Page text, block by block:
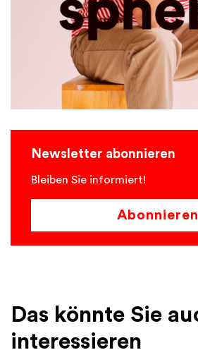
Newsletter abonnieren
Bleiben Sie informiert!
Abonnieren
Das könnte Sie
interessieren